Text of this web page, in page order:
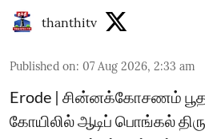
thanthitv
Published on: 07 Aug 2026, 2:33 am
Erode | சின்னக்கோசணம்
கோயிலில் ஆடிப் பொங்கல்